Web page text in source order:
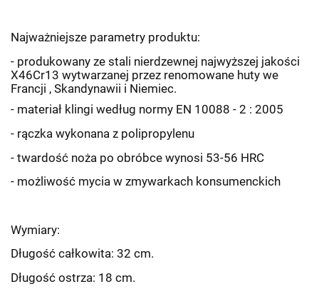
Najważniejsze parametry produktu:
- produkowany ze stali nierdzewnej najwyższej jakości
X46Cr13 wytwarzanej przez renomowane huty we
Francji , Skandynawii i Niemiec.
- materiał klingi według normy EN 10088 - 2 : 2005
- rączka wykonana z polipropylenu
- twardość noża po obróbce wynosi 53-56 HRC
- możliwość mycia w zmywarkach konsumenckich
Wymiary:
Długość całkowita: 32 cm.
Długość ostrza: 18 cm.